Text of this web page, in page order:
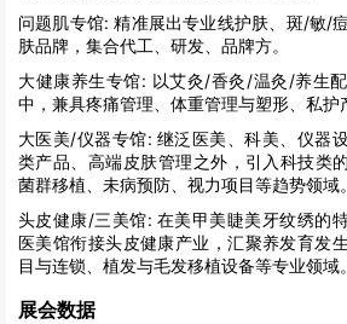
问题肌专馆: 精准展出专业线护肤、斑/敏/
肤品牌，集合代工、研发、品牌方。
大健康养生专馆: 以艾灸/香灸/温灸/养生
中，兼具疼痛管理、体重管理与塑形、私护
大医美/仪器专馆: 继泛医美、科美、仪器
类产品、高端皮肤管理之外，引入科技类
菌群移植、未病预防、视力项目等趋势领域。
头皮健康/三美馆: 在美甲美睫美牙纹绣的
医美馆衔接头皮健康产业，汇聚养发育发
目与连锁、植发与毛发移植设备等专业领域。
展会数据